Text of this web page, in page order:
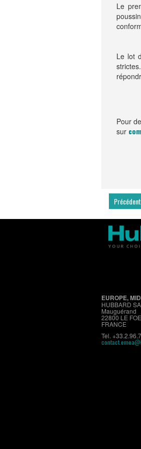
Le
Le lot
Pour
sur
Précédent
EUROPE,
HUBBARD
Mauguérand
22800 LE
FRANCE
Tel.